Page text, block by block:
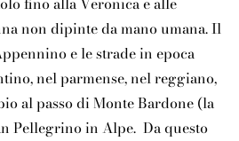
non dipinte da mano umana. Il
e le strade in epoca
nel parmense, nel reggiano,
al passo di Monte Bardone (la
Pellegrino in Alpe. Da questo